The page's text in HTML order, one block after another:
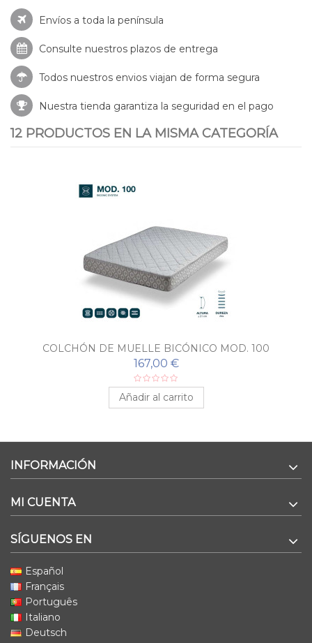
Envíos a toda la península
Consulte nuestros plazos de entrega
Todos nuestros envios viajan de forma segura
Nuestra tienda garantiza la seguridad en el pago
12 PRODUCTOS EN LA MISMA CATEGORÍA
COLCHÓN DE MUELLE BICÓNICO MOD. 100
167,00 €
Añadir al carrito
INFORMACIÓN
MI CUENTA
SÍGUENOS EN
Español
Français
Português
Italiano
Deutsch